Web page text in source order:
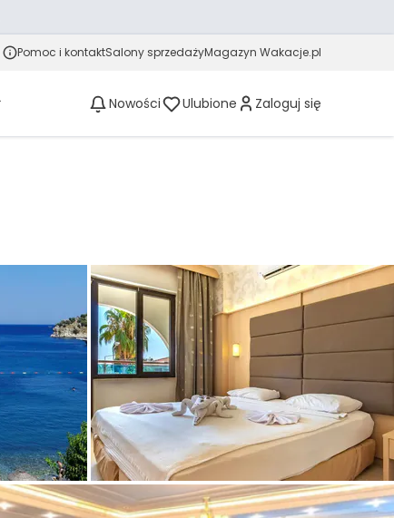
Pomoc i kontaktSalony sprzedażyMagazyn Wakacje.pl
Nowości Ulubione Zaloguj się